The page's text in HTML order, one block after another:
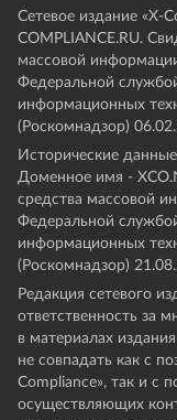
Сетевое издание «Х-
COMPLIANCE.RU.
массовой
Федеральной
информационных
(Роскомнадзор)
Исторические
Доменное имя -
средства массовой
Федеральной
информационных
(Роскомнадзор)
Редакция сетевого
ответственность за
в материалах
не совпадать как с
Compliance», так и с
осуществляющих